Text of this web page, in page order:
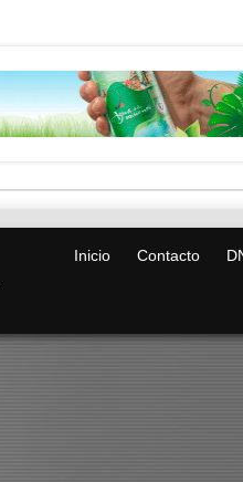
Inicio Contacto